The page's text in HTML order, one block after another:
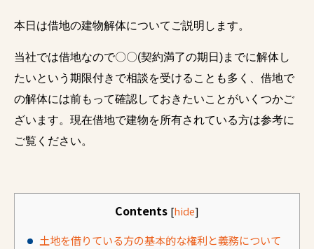
本日は借地の建物解体についてご説明します。
当社では借地なので〇〇(契約満了の期日)までに解体し
たいという期限付きで相談を受けることも多く、借地で
の解体には前もって確認しておきたいことがいくつかご
ざいます。現在借地で建物を所有されている方は参考に
ご覧ください。
Contents [hide]
土地を借りている方の基本的な権利と義務について